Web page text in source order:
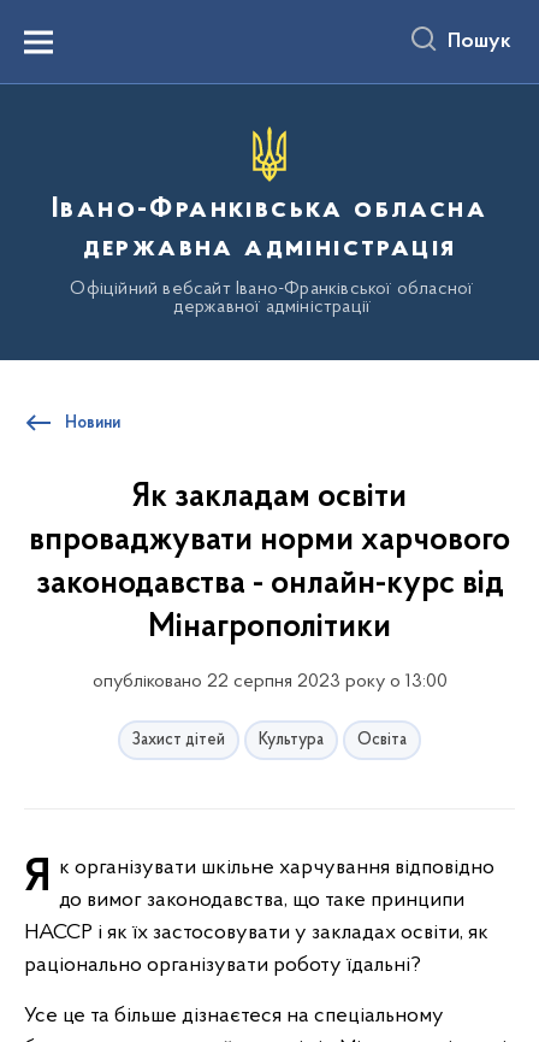
вмістуMenu Пошук
Івано-Франківська обласна
державна адміністрація
Офіційний вебсайт Івано-Франківської обласної
державної адміністрації
Новини
Як закладам освіти
впроваджувати норми харчового
законодавства - онлайн-курс від
Мінагрополітики
опубліковано 22 серпня 2023 року о 13:00
Захист дітей Культура Освіта
Як організувати шкільне харчування відповідно до вимог законодавства, що таке принципи
НАССР і як їх застосовувати у закладах освіти, як
раціонально організувати роботу їдальні?
Усе це та більше дізнаєтеся на спеціальному